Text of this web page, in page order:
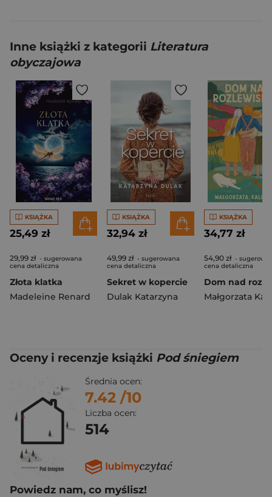
Inne książki z kategorii Literatura
obyczajowa
KSIĄŻKA
25,49 zł
29,99 zł - sugerowana
cena detaliczna
Złota klatka
Madeleine Renard
KSIĄŻKA
32,94 zł
49,99 zł - sugerowana
cena detaliczna
Sekret w kopercie
Dulak Katarzyna
KSIĄŻKA
34,77 zł
54,90 zł -
cena detaliczna
Oceny i recenzje książki Pod śniegiem
Średnia ocen:
7.42 /10
Liczba ocen:
514
Powiedz nam, co myślisz!